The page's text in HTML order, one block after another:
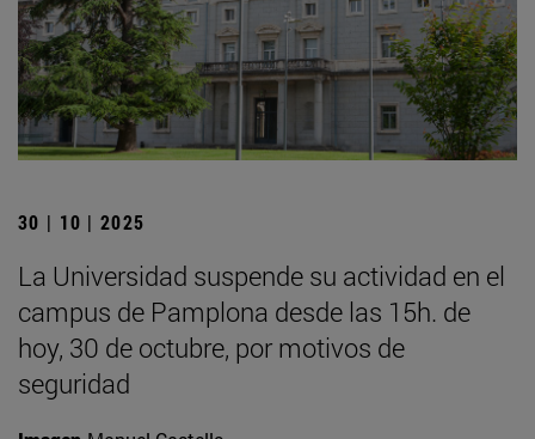
30 | 10 | 2025
La Universidad suspende su actividad en el
campus de Pamplona desde las 15h. de
hoy, 30 de octubre, por motivos de
seguridad